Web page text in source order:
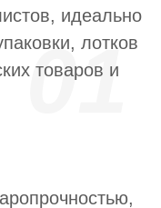
идеально
лотков
товаров и
01